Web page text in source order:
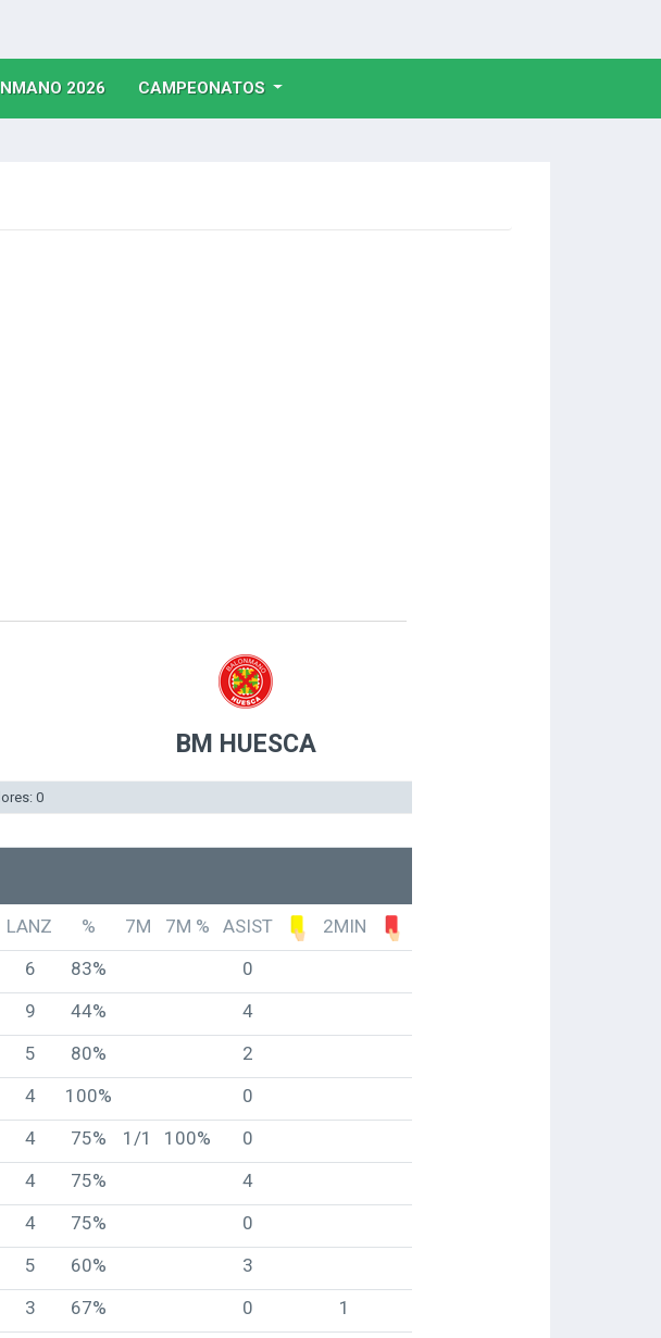
2026(CURRENT)
CAMPEONATOS
BM HUESCA
0
LANZ % 7M 7M % ASIST
2MIN
6 83%
0
9 44%
4
5 80%
2
4 100%
0
4 75% 1/1 100%
0
4 75%
4
4 75%
0
5 60%
3
3 67% 0
1